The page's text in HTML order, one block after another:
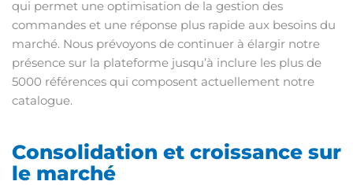
qui permet une optimisation de la gestion des
commandes et une réponse plus rapide aux besoins du
marché. Nous prévoyons de continuer à élargir notre
présence sur la plateforme jusqu’à inclure les plus de
5000 références qui composent actuellement notre
catalogue.
Consolidation et croissance sur
le marché